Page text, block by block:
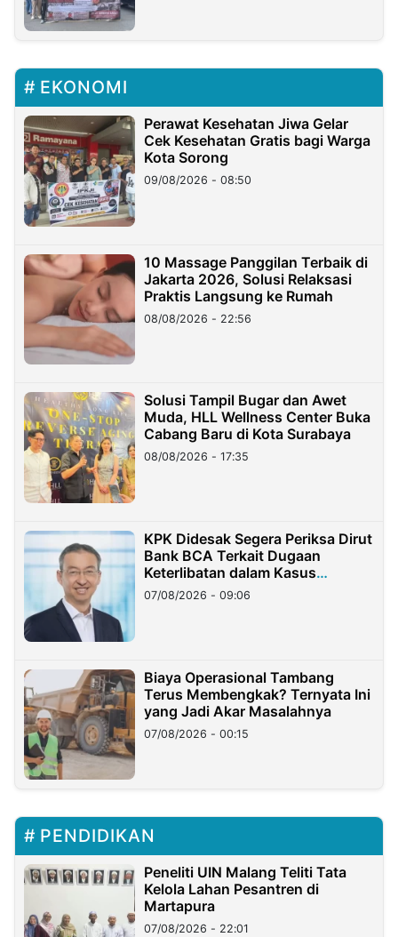
EKONOMI
Perawat Kesehatan Jiwa Gelar
Cek Kesehatan Gratis bagi Warga
Kota Sorong
09/08/2026 - 08:50
10 Massage Panggilan Terbaik di
Jakarta 2026, Solusi Relaksasi
Praktis Langsung ke Rumah
08/08/2026 - 22:56
Solusi Tampil Bugar dan Awet
Muda, HLL Wellness Center Buka
Cabang Baru di Kota Surabaya
08/08/2026 - 17:35
KPK Didesak Segera Periksa Dirut
Bank BCA Terkait Dugaan
Keterlibatan dalam Kasus
Hilangnya Dana Nasabah Rp2,58
Miliar
07/08/2026 - 09:06
Biaya Operasional Tambang
Terus Membengkak? Ternyata Ini
yang Jadi Akar Masalahnya
07/08/2026 - 00:15
PENDIDIKAN
Peneliti UIN Malang Teliti Tata
Kelola Lahan Pesantren di
Martapura
07/08/2026 - 22:01